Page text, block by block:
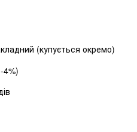
(купується окремо)
4%)